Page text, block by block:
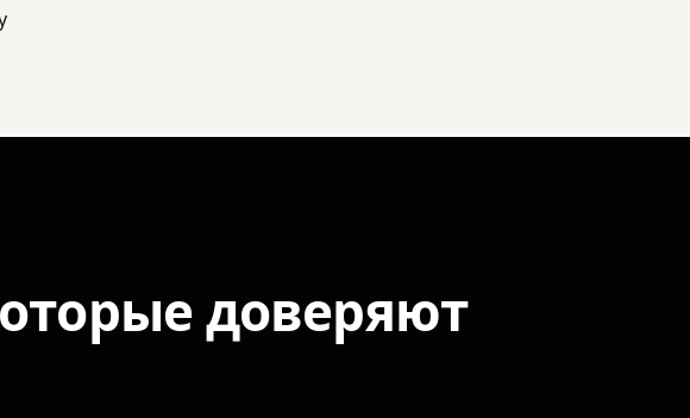
доверяют